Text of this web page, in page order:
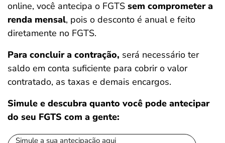
online, você antecipa o FGTS sem comprometer a
renda mensal, pois o desconto é anual e feito
diretamente no FGTS.
Para concluir a contração, será necessário ter
saldo em conta suficiente para cobrir o valor
contratado, as taxas e demais encargos.
Simule e descubra quanto você pode antecipar
do seu FGTS com a gente:
Simule a sua antecipação aqui